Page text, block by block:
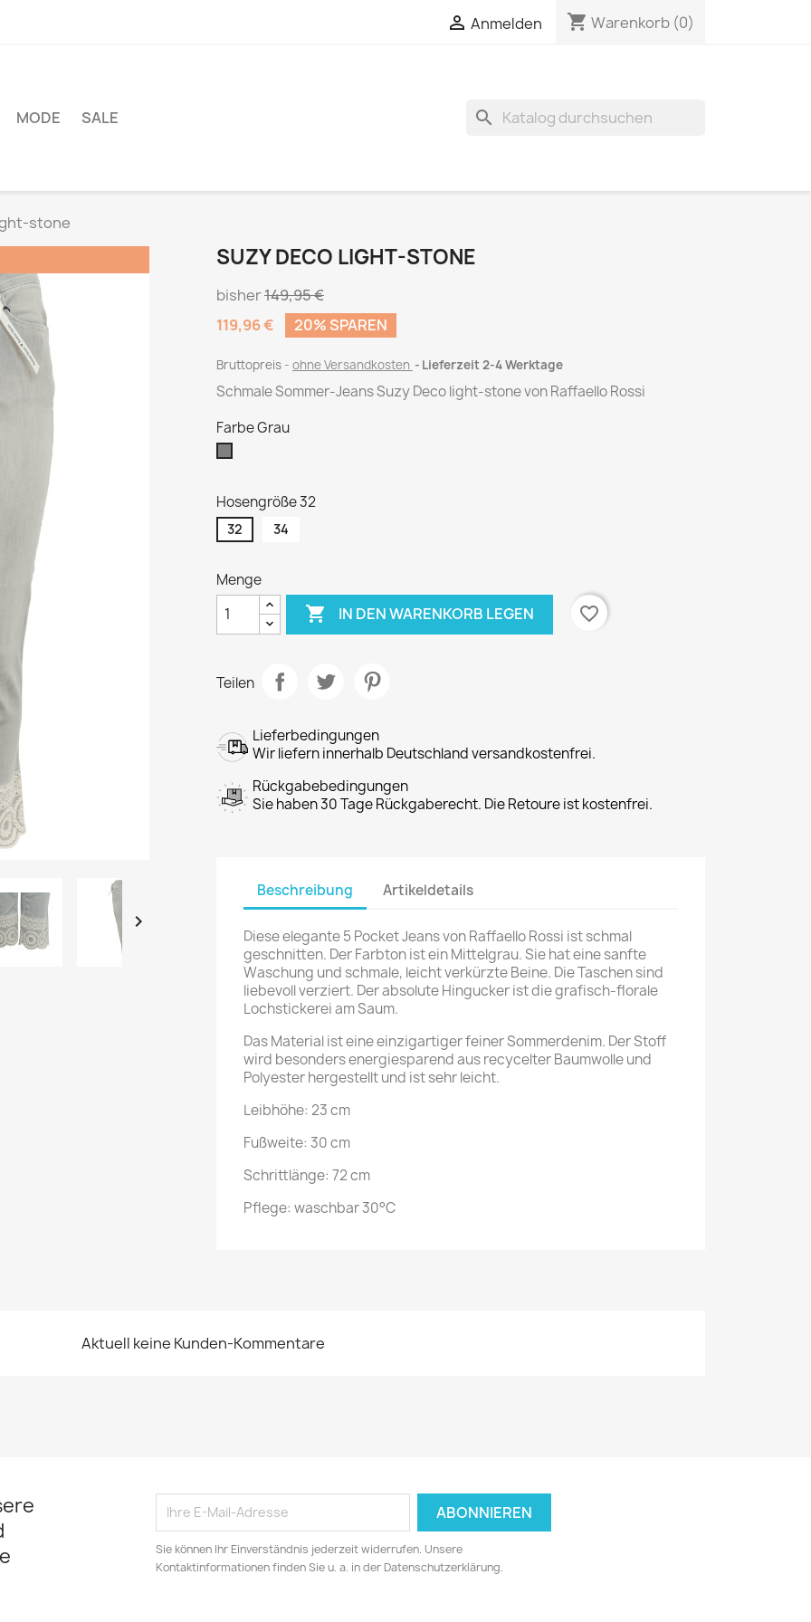
 Anmelden shopping_cart Warenkorb (0)
MODE SALE search
stone

SUZY DECO LIGHT-STONE
bisher149,95 €
119,96 €
20% SPAREN
Bruttopreis ohne Versandkosten Lieferzeit 2-4 Werktage
Schmale Sommer-Jeans Suzy Deco light-stone von Raffaello Rossi
Farbe Grau
Hosengröße 32
32 34
Menge
 IN DEN WARENKORB LEGEN favorite_border
Teilen
Lieferbedingungen
Wir liefern innerhalb Deutschland versandkostenfrei.
Rückgabebedingungen
Sie haben 30 Tage Rückgaberecht. Die Retoure ist kostenfrei.
Beschreibung Artikeldetails
Diese elegante 5 Pocket Jeans von Raffaello Rossi ist schmal
geschnitten. Der Farbton ist ein Mittelgrau. Sie hat eine sanfte
Waschung und schmale, leicht verkürzte Beine. Die Taschen sind
liebevoll verziert. Der absolute Hingucker ist die grafisch-florale
Lochstickerei am Saum.
Das Material ist eine einzigartiger feiner Sommerdenim. Der Stoff
wird besonders energiesparend aus recycelter Baumwolle und
Polyester hergestellt und ist sehr leicht.
Leibhöhe: 23 cm
Fußweite: 30 cm
Schrittlänge: 72 cm
Pflege: waschbar 30°C
Aktuell keine Kunden-Kommentare
Sie können Ihr Einverständnis jederzeit widerrufen. Unsere
Kontaktinformationen finden Sie u. a. in der Datenschutzerklärung.